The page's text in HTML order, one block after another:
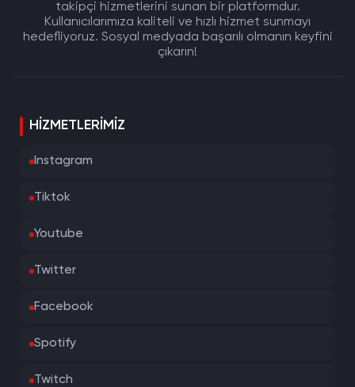
takipçi hizmetlerini sunan bir platformdur.
Kullanıcılarımıza kaliteli ve hızlı hizmet sunmayı
hedefliyoruz. Sosyal medyada başarılı olmanın keyfini
çıkarın!
HIZMETLERIMIZ
Instagram
Tiktok
Youtube
Twitter
Facebook
Spotify
Twitch